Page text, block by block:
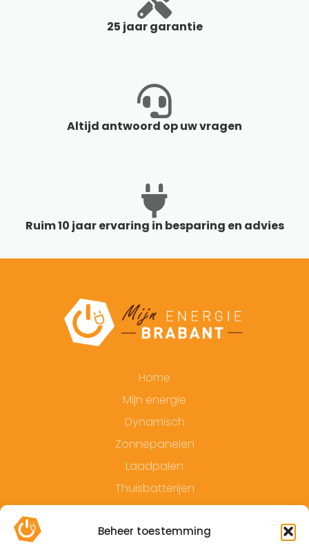
Beheer toestemming
25 jaar garantie
Altijd antwoord op uw vragen
Ruim 10 jaar ervaring in besparing en advies
Home
Mijn energie
Dynamisch
Zonnepanelen
Laadpalen
Thuisbatterijen
Contact